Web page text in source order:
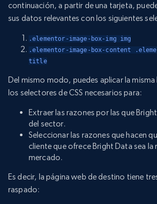
continuación, a partir de una tarjeta,
sus datos relevantes con los siguientes
.elementor-image-box-img img
.elementor-image-box-content
title
Del mismo modo, puedes aplicar la
los selectores de CSS necesarios para:
Extraer las razones por las que
del sector.
Seleccionar las razones que hacen
cliente que ofrece Bright Data sea la
mercado.
Es decir, la página web de destino tiene
raspado: